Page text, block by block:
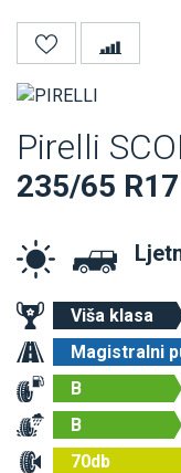
Pirelli
235/65
Viša klasa
Magistralni
B
B
70db